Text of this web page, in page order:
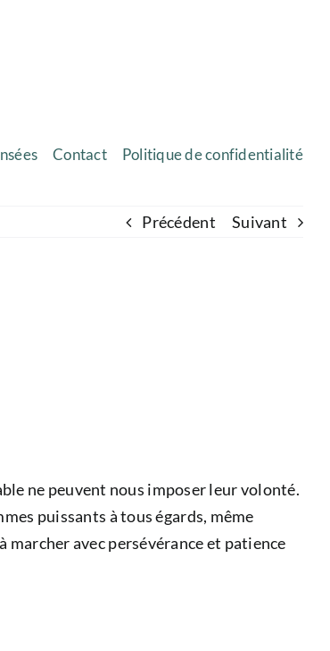
Contact Politique de confidentialité
Précédent Suivant
ne peuvent nous imposer leur volonté.
puissants à tous égards, même
avec persévérance et patience